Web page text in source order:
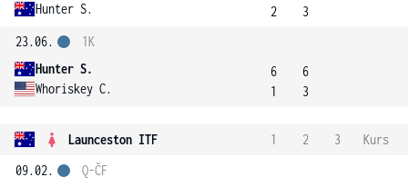
Hunter S.
2
3
23.06.
Hunter S.
Whoriskey C.
1K
6
1
6
3
Launceston ITF 1 2 3
Kurs
09.02.
Q-ČF